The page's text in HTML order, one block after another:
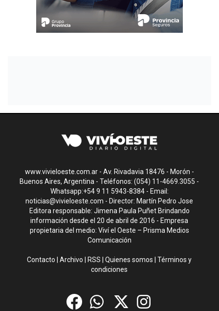
www.vivieloeste.com.ar - Av. Rivadavia 18476 - Morón -
Buenos Aires, Argentina - Teléfonos: (054) 11-4669.3055 -
Whatsapp:+54 9 11 5943-8384 - Email:
noticias@vivieloeste.com - Director: Martín Pedro Jose
Editora responsable: Jimena Paula Puñet Brindando
información desde el 20 de abril de 2016 - Empresa
propietaria del medio: Viví el Oeste – Prisma Medios
Comunicación
Contacto |Archivo RSS |Quienes somos |Términos y
condiciones